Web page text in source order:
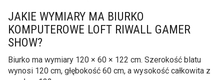
JAKIE WYMIARY MA BIURKO
KOMPUTEROWE LOFT RIWALL GAMER
SHOW?
Biurko ma wymiary 120 × 60 × 122 cm. Szerokość blatu
wynosi 120 cm, głębokość 60 cm, a wysokość całkowita z